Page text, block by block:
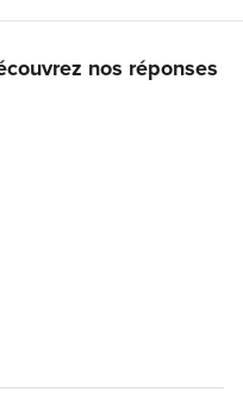
nos réponses